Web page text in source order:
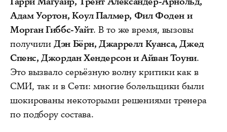
Адам Уортон, Коул Палмер, Фил Фоден и
Морган Гиббс-Уайт. В то же время, вызовы
получилиДэн Бёрн, Джаррелл Куанса, Джед
Спенс, Джордан Хендерсон и Айван Тоуни.
Это вызвало серьёзную волну критики как в
СМИ, так и в Сети: многие болельщики были
шокированы некоторыми решениями тренера
по подбору состава.